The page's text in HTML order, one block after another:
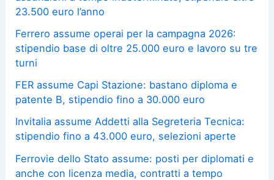
23.500 euro l’anno
Ferrero assume operai per la campagna 2026:
stipendio base di oltre 25.000 euro e lavoro su tre
turni
FER assume Capi Stazione: bastano diploma e
patente B, stipendio fino a 30.000 euro
Invitalia assume Addetti alla Segreteria Tecnica:
stipendio fino a 43.000 euro, selezioni aperte
Ferrovie dello Stato assume: posti per diplomati e
anche con licenza media, contratti a tempo